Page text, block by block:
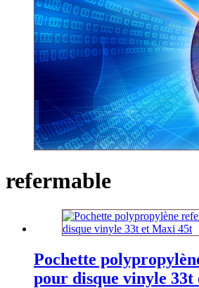
refermable
Pochette
pour disque vinyle